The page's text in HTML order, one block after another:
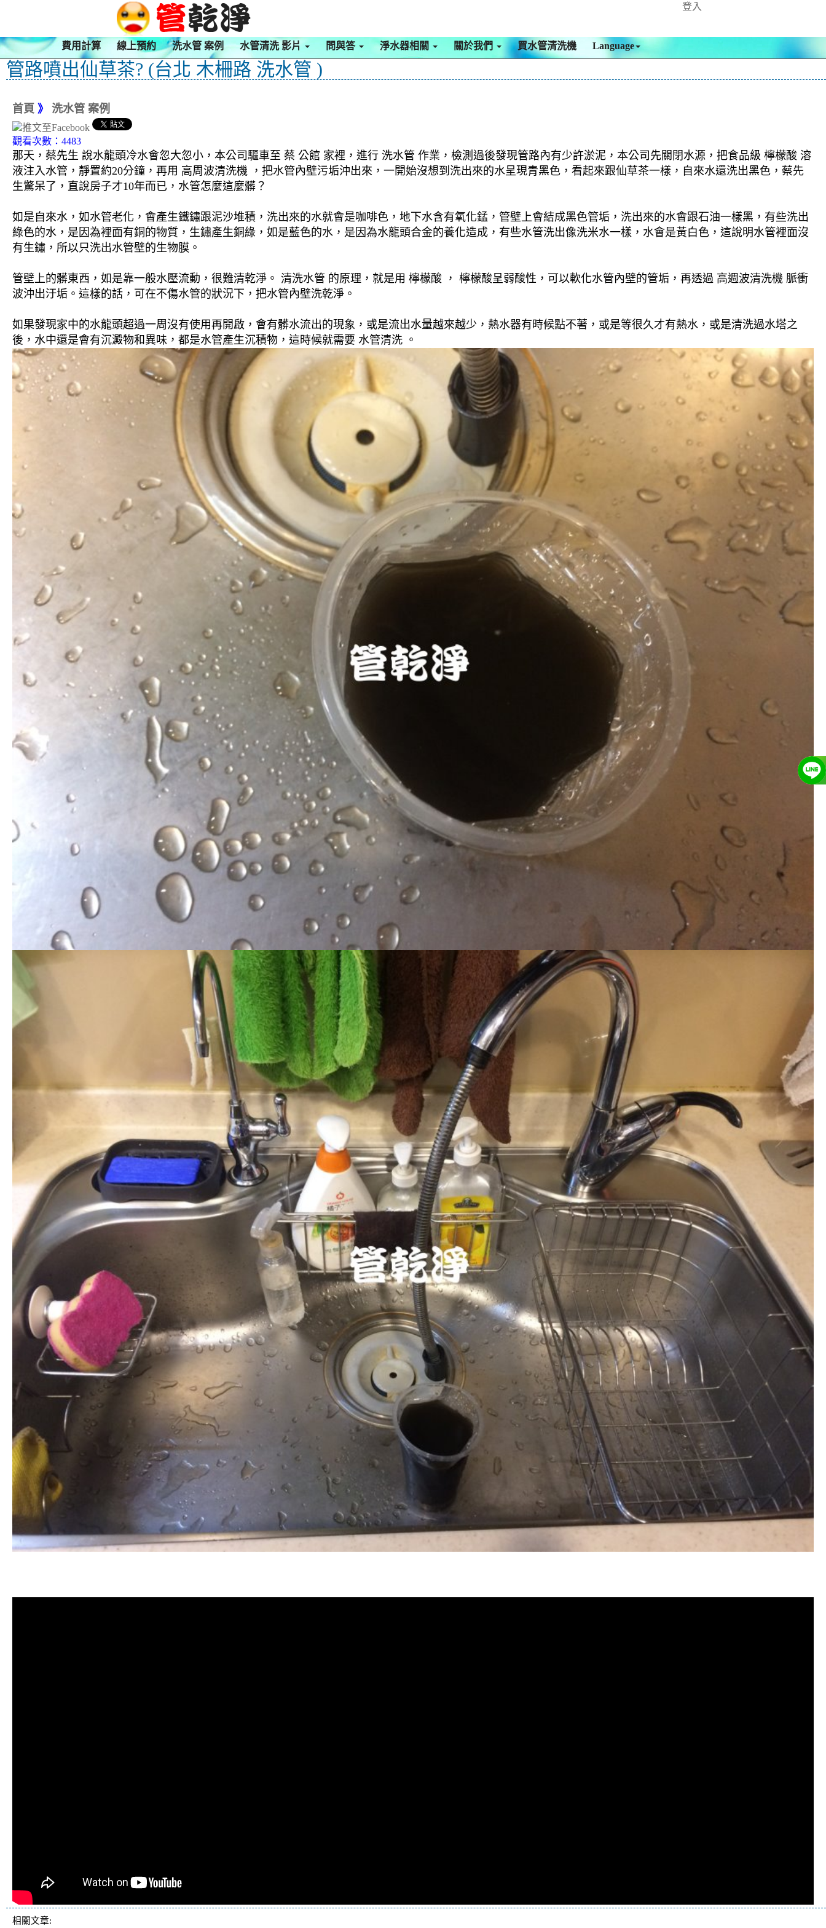
登入
費用計算 線上預約 洗水管 案例 水管清洗 影片 問與答 淨水器相關 關於我們 買水管清洗機 Language
管路噴出仙草茶? (台北 木柵路 洗水管 )
首頁 》 洗水管 案例
觀看次數：4483
那天，蔡先生 說水龍頭冷水會忽大忽小，本公司驅車至 蔡 公館 家裡，進行 洗水管 作業，檢測過後發現管路內有少許淤泥，本公司先關閉水源，把食品級 檸檬酸 溶
液注入水管，靜置約20分鐘，再用 高周波清洗機 ，把水管內壁污垢沖出來，一開始沒想到洗出來的水呈現青黑色，看起來跟仙草茶一樣，自來水還洗出黑色，蔡先
生驚呆了，直說房子才10年而已，水管怎麼這麼髒？
如是自來水，如水管老化，會產生鐵鏽跟泥沙堆積，洗出來的水就會是咖啡色，地下水含有氧化錳，管壁上會結成黑色管垢，洗出來的水會跟石油一樣黑，有些洗出
綠色的水，是因為裡面有銅的物質，生鏽產生銅綠，如是藍色的水，是因為水龍頭合金的養化造成，有些水管洗出像洗米水一樣，水會是黃白色，這說明水管裡面沒
有生鏽，所以只洗出水管壁的生物膜。
管壁上的髒東西，如是靠一般水壓流動，很難清乾淨。 清洗水管 的原理，就是用 檸檬酸 ， 檸檬酸呈弱酸性，可以軟化水管內壁的管垢，再透過 高週波清洗機 脈衝
波沖出汙垢。這樣的話，可在不傷水管的狀況下，把水管內壁洗乾淨。
如果發現家中的水龍頭超過一周沒有使用再開啟，會有髒水流出的現象，或是流出水量越來越少，熱水器有時候點不著，或是等很久才有熱水，或是清洗過水塔之
後，水中還是會有沉澱物和異味，都是水管產生沉積物，這時候就需要 水管清洗 。
相關文章: